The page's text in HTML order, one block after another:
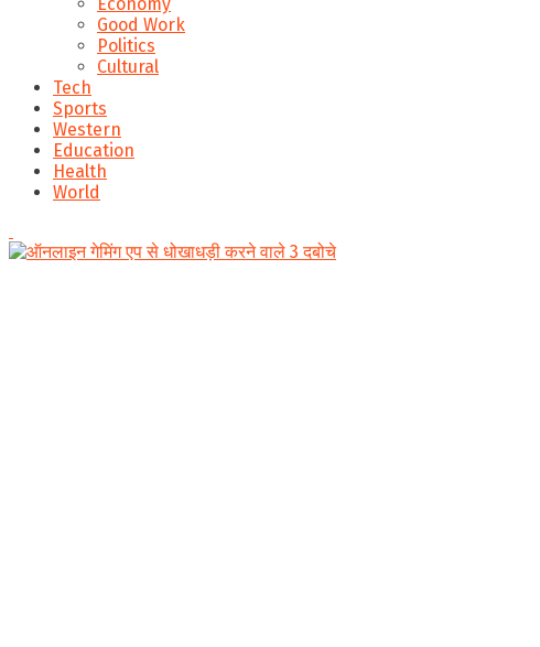
Good Work
Politics
Cultural
Tech
Sports
Western
Education
Health
World